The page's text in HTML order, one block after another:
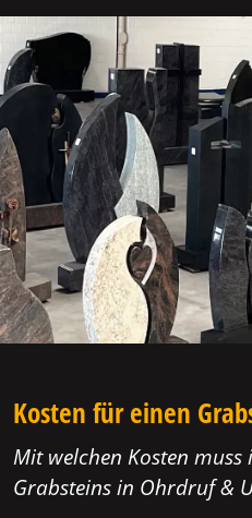
Kosten für einen
Mit welchen Kosten
Grabsteins in Ohrdruf &